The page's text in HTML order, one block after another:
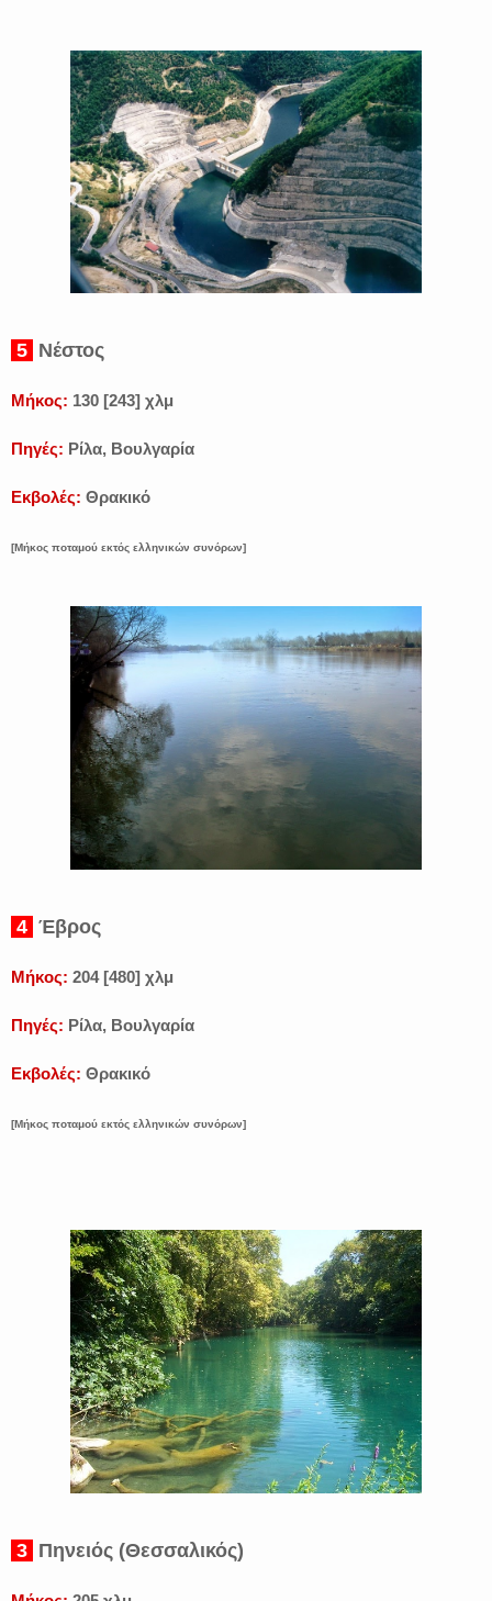
5 Νέστος
Μήκος: 130 [243] χλμ
Πηγές: Ρίλα, Βουλγαρία
Εκβολές: Θρακικό
[Μήκος ποταμού εκτός ελληνικών συνόρων]
4 Έβρος
Μήκος: 204 [480] χλμ
Πηγές: Ρίλα, Βουλγαρία
Εκβολές: Θρακικό
[Μήκος ποταμού εκτός ελληνικών συνόρων]
3 Πηνειός (Θεσσαλικός)